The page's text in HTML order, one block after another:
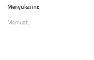
di
jendela
baru)
Menyukai ini:
Memuat...